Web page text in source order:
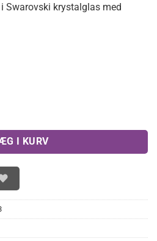
Swarovski krystalglas med
14mm(2stk) antal
I KURV